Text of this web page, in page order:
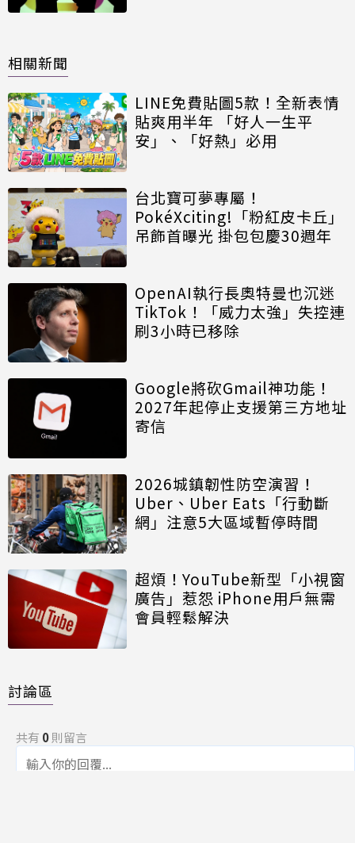
相關新聞
LINE免費貼圖5款！全新表情
貼爽用半年 「好人一生平
安」、「好熱」必用
台北寶可夢專屬！
PokéXciting!「粉紅皮卡丘」
吊飾首曝光 掛包包慶30週年
OpenAI執行長奧特曼也沉迷
TikTok！「威力太強」失控連
刷3小時已移除
Google將砍Gmail神功能！
2027年起停止支援第三方地址
寄信
2026城鎮韌性防空演習！
Uber、Uber Eats「行動斷
網」注意5大區域暫停時間
超煩！YouTube新型「小視窗
廣告」惹怨 iPhone用戶無需
會員輕鬆解決
討論區
共有 0則留言